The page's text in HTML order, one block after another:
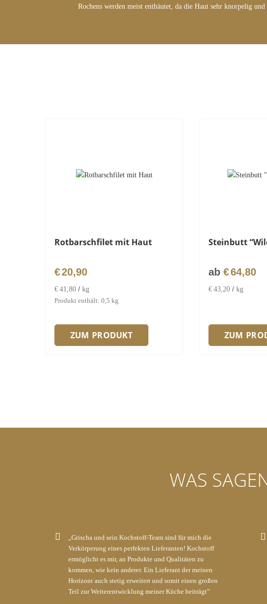
Rochens werden meist enthäutet, da die Haut sehr knorpelig
Rotbarschfilet mit Haut
€20,90
€ 41,80 / kg
Produkt enthält: 0,5 kg
ZUM PRODUKT
Steinbutt
ab €64,80
€ 43,20 / kg
ZUM
WAS
„Grischa und sein Kochstoff-Team sind für mich die
Verkörperung eines perfekten Lieferanten! Kochstoff
ermöglicht es mir, an Produkte und Qualitäten zu
kommen, wie kein anderer. Ein Lieferant der meinen
Horizont auch stetig erweitert und somit einen großen
Teil zur Weiterentwicklung meiner Küche beiträgt”